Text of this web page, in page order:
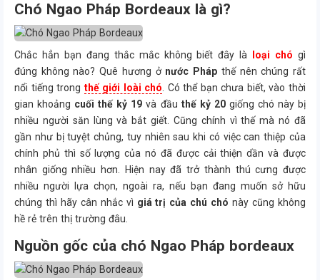
Chó Ngao Pháp Bordeaux là gì?
Chắc hẳn bạn đang thắc mắc không biết đây là loại chó gì
đúng không nào? Quê hương ở nước Pháp thế nên chúng rất
nổi tiếng trong thế giới loài chó . Có thể bạn chưa biết, vào thời
gian khoảng cuối thế kỷ 19 và đầu thế kỷ 20giống chó này bị
nhiều người săn lùng và bắt giết. Cũng chính vì thế mà nó đã
gần như bị tuyệt chủng, tuy nhiên sau khi có việc can thiệp của
chính phủ thì số lượng của nó đã được cải thiện dần và được
nhân giống nhiều hơn. Hiện nay đã trở thành thú cưng được
nhiều người lựa chọn, ngoài ra, nếu bạn đang muốn sở hữu
chúng thì hãy cân nhắc vì giá trị của chú chó này cũng không
hề rẻ trên thị trường đâu.
Nguồn gốc của chó Ngao Pháp bordeaux